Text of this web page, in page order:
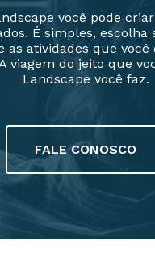
você pode
É simples, escolha
as atividades que
viagem do jeito que
Landscape você faz.
FALE CONOSCO